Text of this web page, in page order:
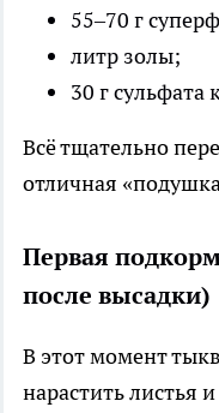
55–70 г
литр золы;
30 г сульфата
Всё тщательно
отличная
Первая
после высадки)
В этот момент
нарастить листья